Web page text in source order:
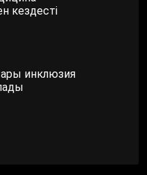
кездесті
инклюзия